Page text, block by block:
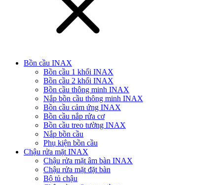
Bồn cầu INAX
Bồn cầu 1 khối INAX
Bồn cầu 2 khối INAX
Bồn cầu thông minh INAX
Nắp bồn cầu thông minh INAX
Bồn cầu cảm ứng INAX
Bồn cầu nắp rửa cơ
Bồn cầu treo tường INAX
Nắp bồn cầu
Phụ kiện bồn cầu
Chậu rửa mặt INAX
Chậu rửa mặt âm bàn INAX
Chậu rửa mặt đặt bàn
Bộ tủ chậu